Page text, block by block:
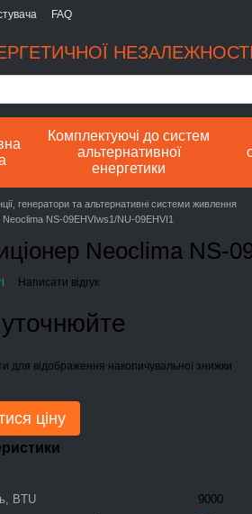
FAQ
Комплектуючі до систем
альтернативної
енергетики
генератори та альтернативні системи живлення
Neoclima NS-09EHVIws1/NU-09EHVI1
Neoclima NS-
Написати відгук
для відображення накопичувальної знижки
ціну
BTU
9000